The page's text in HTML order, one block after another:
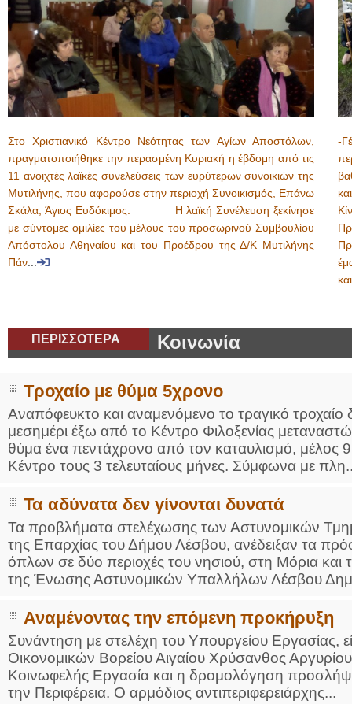
Στο Χριστιανικό Κέντρο Νεότητας των Αγίων Αποστόλων,
πραγματοποιήθηκε την περασμένη Κυριακή η έβδομη από τις
11 ανοιχτές λαϊκές συνελεύσεις των ευρύτερων συνοικιών της
Μυτιλήνης, που αφορούσε στην περιοχή Συνοικισμός, Επάνω
Σκάλα, Άγιος Ευδόκιμος. Η λαϊκή Συνέλευση ξεκίνησε
με σύντομες ομιλίες του μέλους του προσωρινού Συμβουλίου
Απόστολου Αθηναίου και του Προέδρου της Δ/Κ Μυτιλήνης
Πάν...
-
ΠΕΡΙΣΣΟΤΕΡΑ Κοινωνία
Τροχαίο με θύμα 5χρονο
Αναπόφευκτο και αναμενόμενο το τραγικό
μεσημέρι έξω από το Κέντρο Φιλοξενίας
θύμα ένα πεντάχρονο από τον καταυλισμό, μέλος
Κέντρο τους 3 τελευταίους μήνες. Σύμφωνα με
Τα αδύνατα δεν γίνονται δυνατά
Τα προβλήματα στελέχωσης των Αστυνομικών
της Επαρχίας του Δήμου Λέσβου, ανέδειξαν τα
όπλων σε δύο περιοχές του νησιού, στη Μόρια
της Ένωσης Αστυνομικών Υπαλλήλων Λέσβου
Αναμένοντας την επόμενη προκήρυξη
Συνάντηση με στελέχη του Υπουργείου Εργασίας,
Οικονομικών Βορείου Αιγαίου Χρύσανθος
Κοινωφελής Εργασία και η δρομολόγηση
την Περιφέρεια. Ο αρμόδιος αντιπεριφερειάρχης...